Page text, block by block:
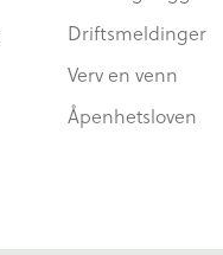
Driftsmeldinger
Verv en venn
Åpenhetsloven